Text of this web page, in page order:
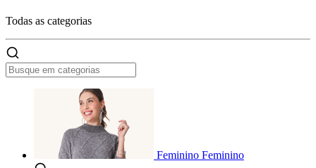
Todas as categorias
Feminino Feminino